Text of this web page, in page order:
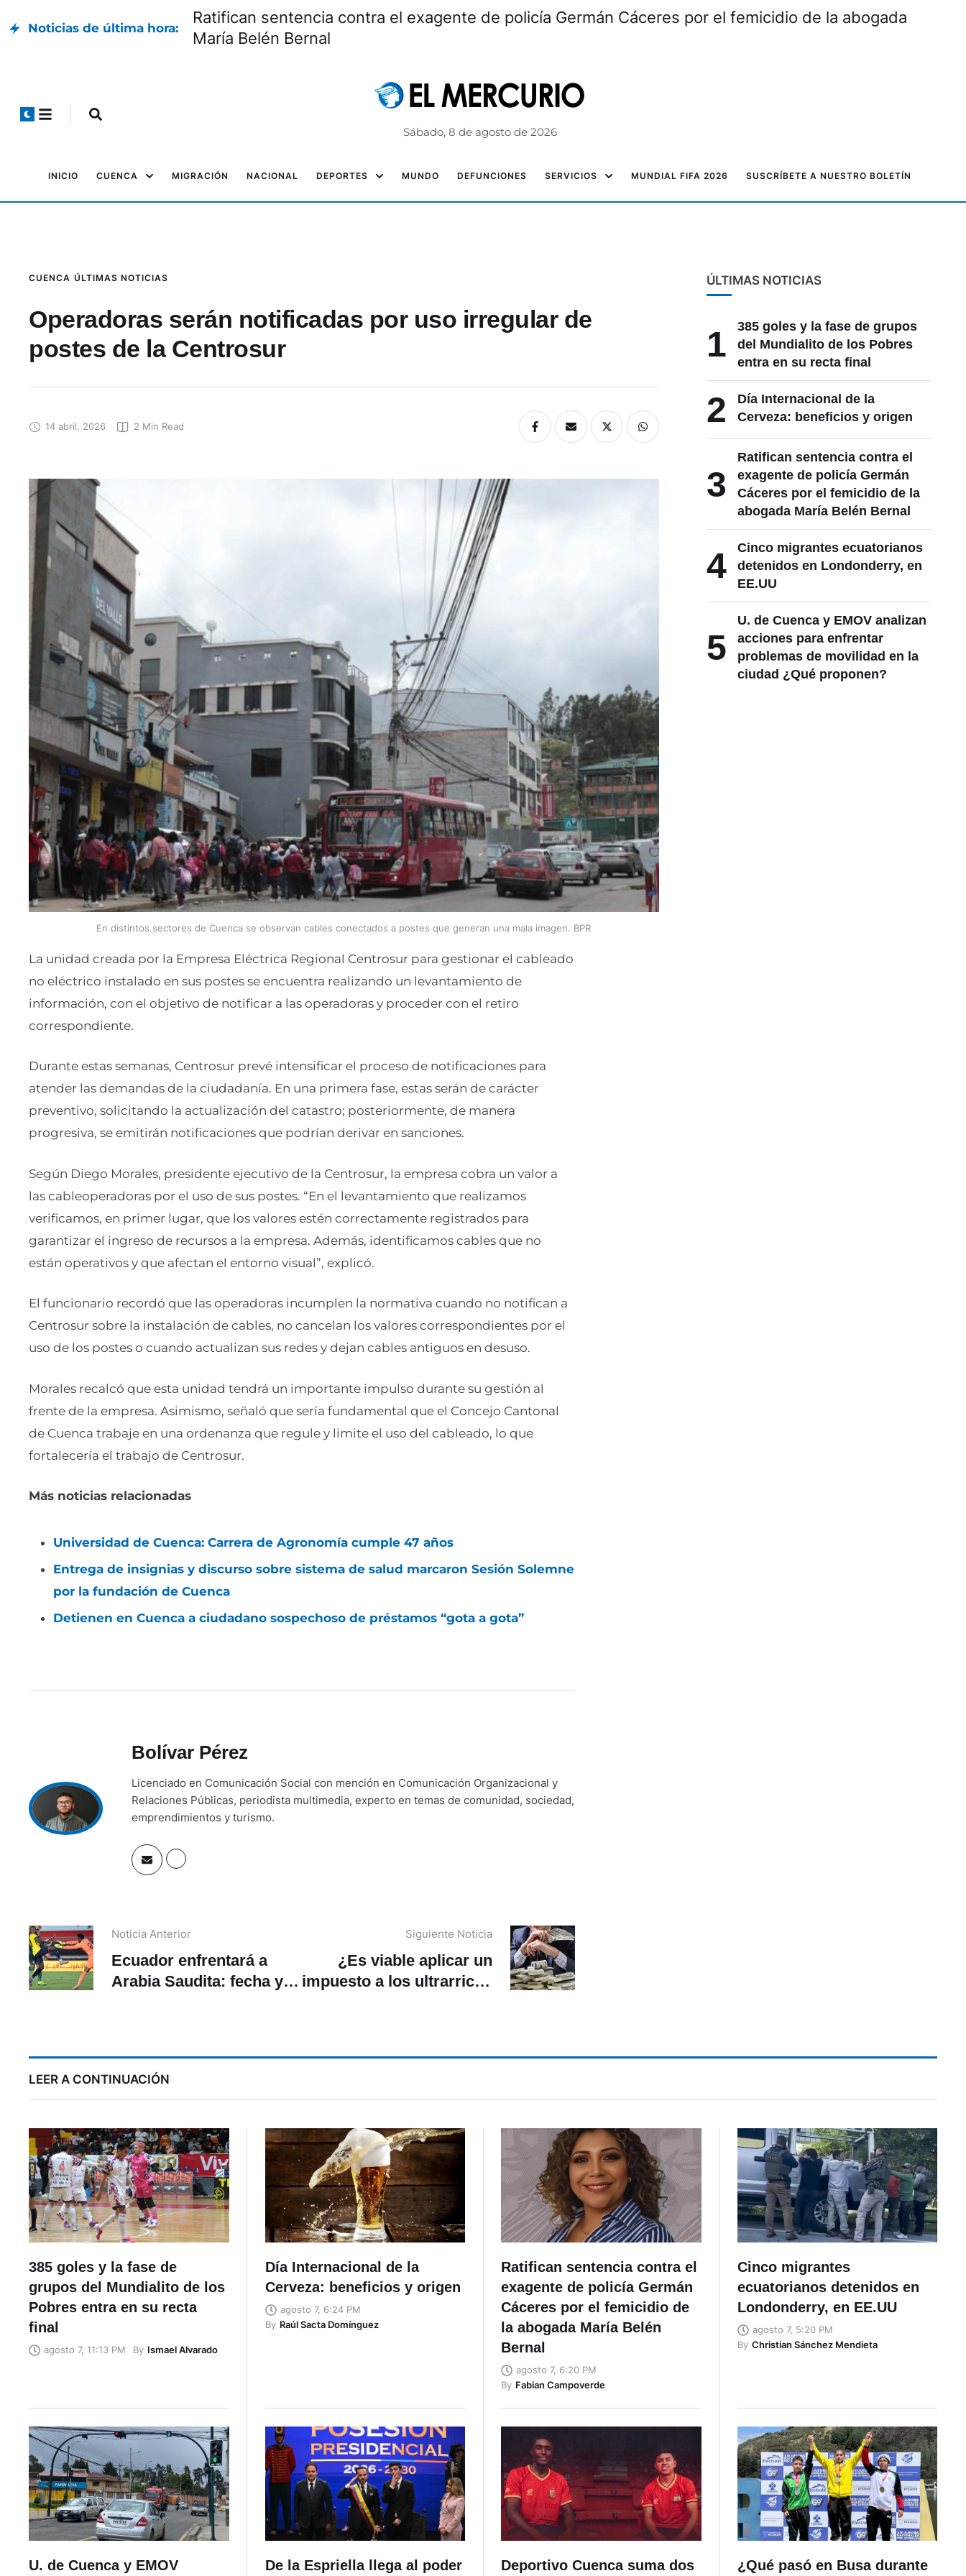
Noticias de última hora:
Ratifican sentencia contra el exagente de policía Germán Cáceres por el femicidio de la abogada
María Belén Bernal
Sábado, 8 de agosto de 2026
INICIO CUENCA MIGRACIÓN NACIONAL DEPORTES MUNDO DEFUNCIONES SERVICIOS MUNDIAL FIFA 2026 SUSCRÍBETE A NUESTRO BOLETÍN
CUENCA ÚLTIMAS NOTICIAS
Operadoras serán notificadas por uso irregular de
postes de la Centrosur
14 abril, 2026 2 Min Read
En distintos sectores de Cuenca se observan cables conectados a postes que generan una mala imagen. BPR
La unidad creada por la Empresa Eléctrica Regional Centrosur para gestionar el cableado
no eléctrico instalado en sus postes se encuentra realizando un levantamiento de
información, con el objetivo de notificar a las operadoras y proceder con el retiro
correspondiente.
Durante estas semanas, Centrosur prevé intensificar el proceso de notificaciones para
atender las demandas de la ciudadanía. En una primera fase, estas serán de carácter
preventivo, solicitando la actualización del catastro; posteriormente, de manera
progresiva, se emitirán notificaciones que podrían derivar en sanciones.
Según Diego Morales, presidente ejecutivo de la Centrosur, la empresa cobra un valor a
las cableoperadoras por el uso de sus postes. “En el levantamiento que realizamos
verificamos, en primer lugar, que los valores estén correctamente registrados para
garantizar el ingreso de recursos a la empresa. Además, identificamos cables que no
están operativos y que afectan el entorno visual”, explicó.
El funcionario recordó que las operadoras incumplen la normativa cuando no notifican a
Centrosur sobre la instalación de cables, no cancelan los valores correspondientes por el
uso de los postes o cuando actualizan sus redes y dejan cables antiguos en desuso.
Morales recalcó que esta unidad tendrá un importante impulso durante su gestión al
frente de la empresa. Asimismo, señaló que sería fundamental que el Concejo Cantonal
de Cuenca trabaje en una ordenanza que regule y limite el uso del cableado, lo que
fortalecería el trabajo de Centrosur.
Más noticias relacionadas
Universidad de Cuenca: Carrera de Agronomía cumple 47 años
Entrega de insignias y discurso sobre sistema de salud marcaron Sesión Solemne
por la fundación de Cuenca
Detienen en Cuenca a ciudadano sospechoso de préstamos “gota a gota”
Bolívar Pérez
Licenciado en Comunicación Social con mención en Comunicación Organizacional y
Relaciones Públicas, periodista multimedia, experto en temas de comunidad, sociedad,
emprendimientos y turismo.
Noticia Anterior
Ecuador enfrentará a
Arabia Saudita: fecha y
Siguiente Noticia
¿Es viable aplicar un
impuesto a los ultrarricos
ÚLTIMAS NOTICIAS
1
385 goles y la fase de grupos
del Mundialito de los Pobres
entra en su recta final
2
Día Internacional de la
Cerveza: beneficios y origen
3
Ratifican sentencia contra el
exagente de policía Germán
Cáceres por el femicidio de la
abogada María Belén Bernal
4
Cinco migrantes ecuatorianos
detenidos en Londonderry, en
EE.UU
5
U. de Cuenca y EMOV analizan
acciones para enfrentar
problemas de movilidad en la
ciudad ¿Qué proponen?
LEER A CONTINUACIÓN
385 goles y la fase de
grupos del Mundialito de los
Pobres entra en su recta
final
agosto 7, 11:13 PM By Ismael Alvarado
Día Internacional de la
Cerveza: beneficios y origen
agosto 7, 6:24 PM
By Raúl Sacta Domínguez
Ratifican sentencia contra el
exagente de policía Germán
Cáceres por el femicidio de
la abogada María Belén
Bernal
agosto 7, 6:20 PM
By Fabian Campoverde
Cinco migrantes
ecuatorianos detenidos en
Londonderry, en EE.UU
agosto 7, 5:20 PM
By Christian Sánchez Mendieta
U. de Cuenca y EMOV De la Espriella llega al poder Deportivo Cuenca suma dos ¿Qué pasó en Busa durante